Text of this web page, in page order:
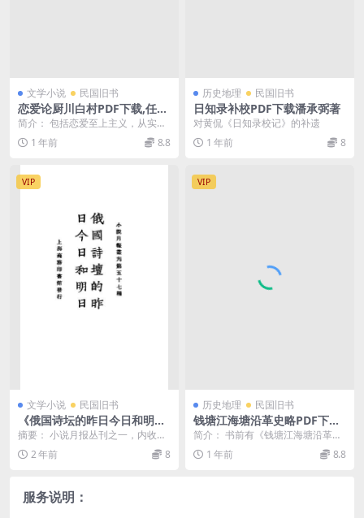
文学小说 民国旧书
恋爱论厨川白村PDF下载,任白
涛译，民国版恋爱论
简介： 包括恋爱至上主义，从实际
生活上论恋爱，断片3部分。书前有
卷头语，及《关于...
1 年前 8.8
历史地理 民国旧书
日知录补校PDF下载潘承弼著
对黄侃《日知录校记》的补遗
1 年前
8
VIP
文学小说 民国旧书
《俄国诗坛的昨日今日和明
日》小说月报社-商务印书馆-
民国14[1925]-pdf古籍下载
摘要： 小说月报丛刊之一，内收
《俄国诗坛的作日今日和明日》（<
俄>布...
2 年前 8
VIP
历史地理 民国旧书
钱塘江海塘沿革史略PDF下载,
钱塘江海塘工程视察团视察报
告PDF下载
简介： 书前有《钱塘江海塘沿革史
略》(汪胡桢著) ，书末附钱塘江海
塘工程视察团会...
1 年前 8.8
服务说明：